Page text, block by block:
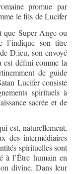
promue par
le fils de Lucifer
que Super Ange ou
l’indique son titre
D.ieu, son envoyé
est défini comme la
de guide
Lucifer consiste
spirituels à
sacrée et de
est, naturellement,
des intermédiaires
spirituelles sont
à l’Être humain en
divine. Dans leur